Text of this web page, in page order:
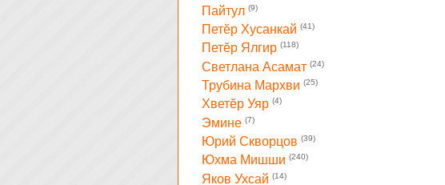
Пайтул (9)
Петĕр Хусанкай (41)
Петĕр Ялгир (118)
Светлана Асамат (24)
Трубина Мархви (25)
Хветĕр Уяр (4)
Эмине (7)
Юрий Скворцов (39)
Юхма Мишши (240)
Яков Ухсай (14)